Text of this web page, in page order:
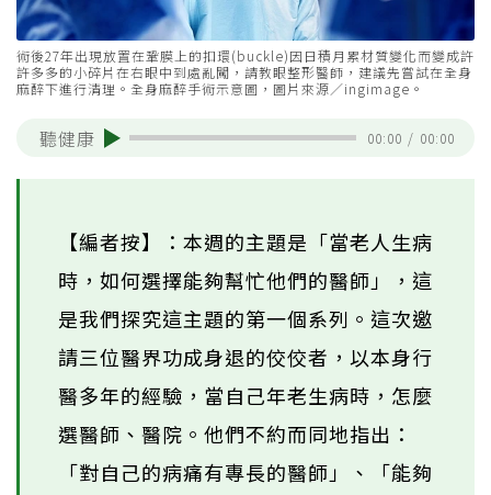
術後27年出現放置在鞏膜上的扣環(buckle)因日積月累材質變化而變成許
許多多的小碎片在右眼中到處亂闖，請教眼整形醫師，建議先嘗試在全身
麻醉下進行清理。全身麻醉手術示意圖，圖片來源／ingimage。
聽健康 00:00 / 00:00
【編者按】：本週的主題是「當老人生病
時，如何選擇能夠幫忙他們的醫師」，這
是我們探究這主題的第一個系列。這次邀
請三位醫界功成身退的佼佼者，以本身行
醫多年的經驗，當自己年老生病時，怎麼
選醫師、醫院。他們不約而同地指出：
「對自己的病痛有專長的醫師」、「能夠